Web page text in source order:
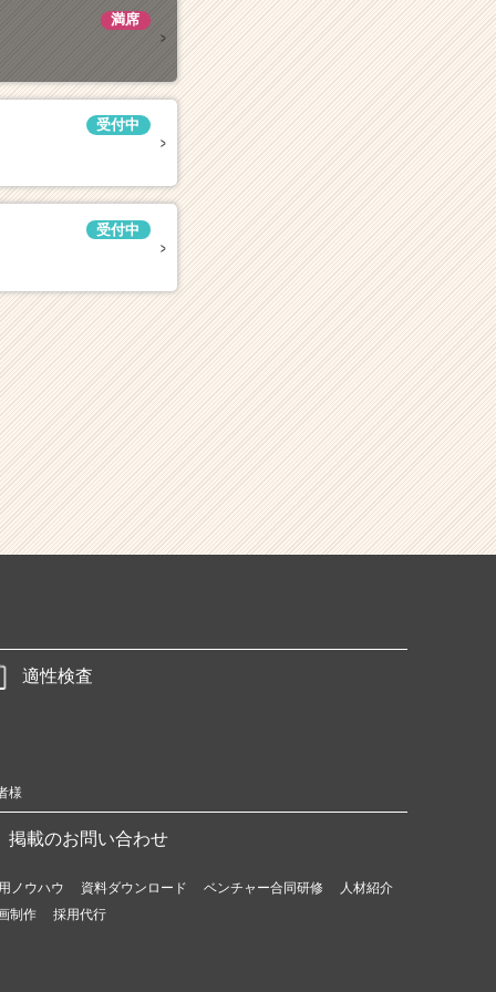
満席
受付中
受付中
適性検査
様
掲載のお問い合わせ
ノウハウ 資料ダウンロード ベンチャー合同研修
人材紹介
制作
採用代行